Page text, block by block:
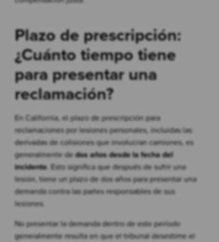
Plazo de prescripción:
¿Cuánto tiempo tiene
para presentar una
reclamación?
En California, el plazo de prescripción para
reclamaciones por lesiones personales, incluidas las
derivadas de colisiones que involucran camiones, es
generalmente dedos años desde la fecha del
incidente. Esto significa que después de sufrir una
lesión, tiene un plazo de dos años para presentar una
demanda contra las partes responsables de sus
lesiones.
No presentar la demanda dentro de este período
generalmente resulta en que el tribunal desestime el